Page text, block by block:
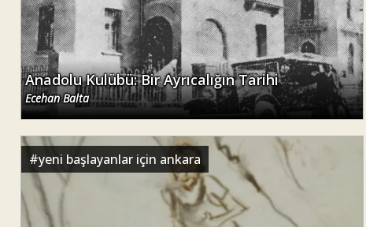
Anadolu Kulübü: Bir Ayrıcalığın Tarihi
Ecehan Balta
#yeni başlayanlar için ankara